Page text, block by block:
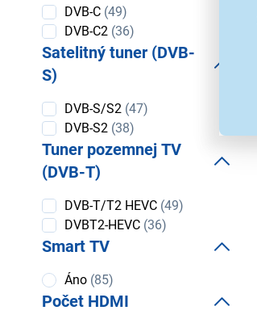
Tuner
káblovej
TV
(DVB-C)
DVB-C (49)
DVB-C2 (36)
Satelitný tuner (DVB-
S)
Satelitný
tuner
(DVB-S)
DVB-S/S2 (47)
DVB-S2 (38)
Tuner pozemnej TV
(DVB-T)
Tuner
pozemnej
TV (DVB-
T)
DVB-T/T2 HEVC (49)
DVBT2-HEVC (36)
Smart TV
Smart
TV
Áno (85)
Počet HDMI